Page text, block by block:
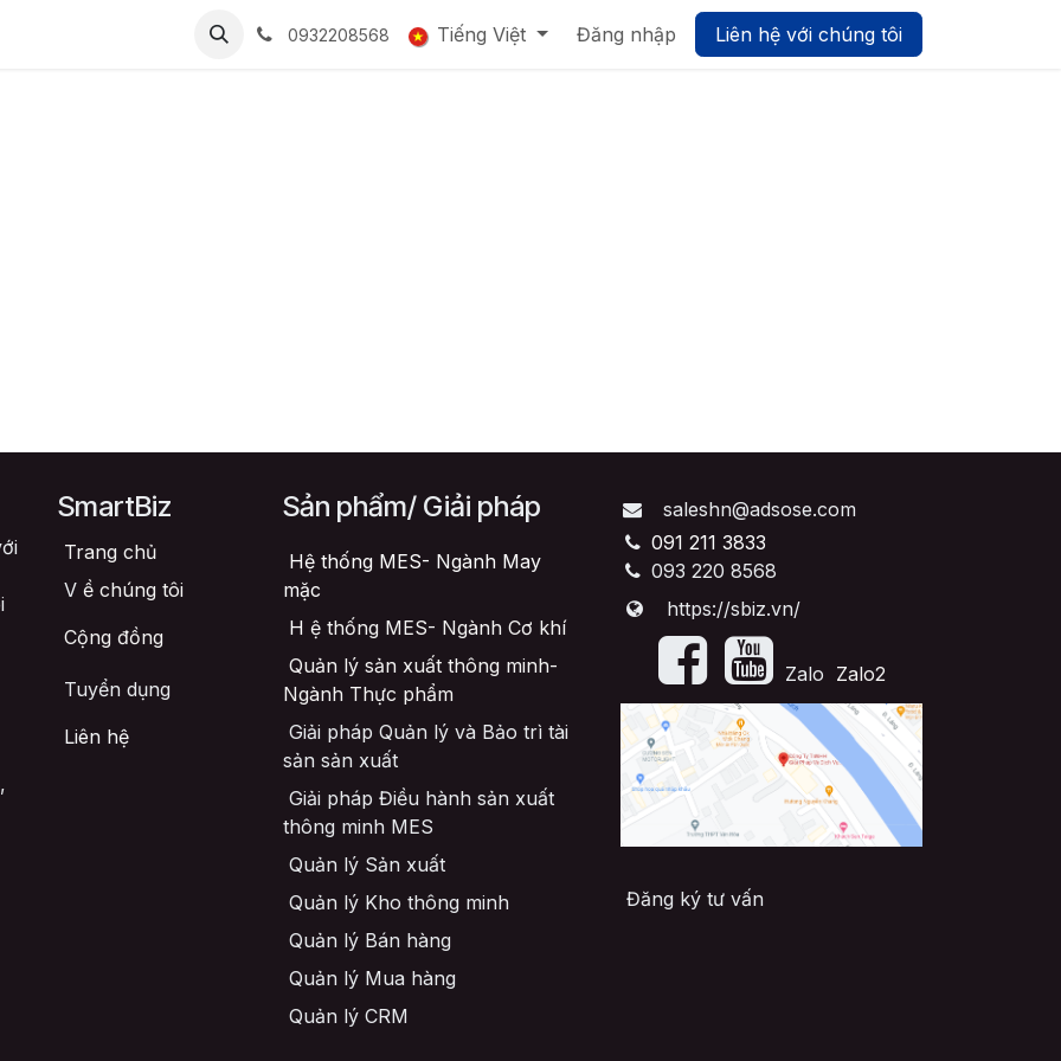
CỘNG ĐỒNG LIÊN HỆ Tuyển dụng SmartBiz UMP - Nền tảng Quản trị Hợp nhất
0932208568 Tiếng Việt Đăng nhập Liên hệ với chúng tôi
SmartBiz
Trang chủ
V ề chúng tôi
Cộng đồng
Tuyển dụng
Liên hệ
Sản phẩm/ Giải pháp
Hệ thống MES- Ngành May
mặc
H ệ thống MES- Ngành Cơ khí
Quản lý sản xuất thông minh-
Ngành Thực phẩm
Giải pháp Quản lý và Bảo trì tài
sản sản xuất
Giải pháp Điều hành sản xuất
thông minh MES
Quản lý Sản xuất
Quản lý Kho thông minh
Quản lý Bán hàng
Quản lý Mua hàng
Quản lý CRM
saleshn@adsose.com
091 211 3833
093 220 8568
https://sbiz.vn/
​Zalo Zalo2
Đăng ký tư vấn